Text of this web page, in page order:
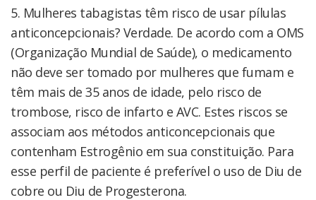
5. Mulheres tabagistas têm risco de usar pílulas
anticoncepcionais? Verdade. De acordo com a OMS
(Organização Mundial de Saúde), o medicamento
não deve ser tomado por mulheres que fumam e
têm mais de 35 anos de idade, pelo risco de
trombose, risco de infarto e AVC. Estes riscos se
associam aos métodos anticoncepcionais que
contenham Estrogênio em sua constituição. Para
esse perfil de paciente é preferível o uso de Diu de
cobre ou Diu de Progesterona.